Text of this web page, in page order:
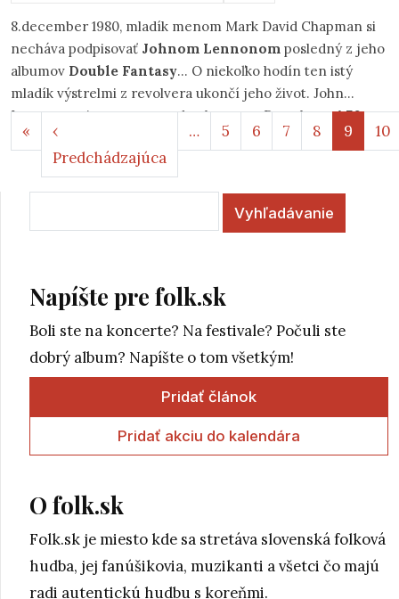
8.december 1980, mladík menom Mark David Chapman si
necháva podpisovať Johnom Lennonom posledný z jeho
albumov Double Fantasy... O niekoľko hodín ten istý
mladík výstrelmi z revolvera ukončí jeho život. John
Lennon umiera tesne pred polnocou... Dnes by mal70
rokov a možno plánoval s McCourtneym remake
legendárneho The Beatles, už 30 rokov však žije len v
spomienkach a svojou hudbou oslovuje a inšpiruje nové
Stránkovanie
« Prvá strana
‹
Predchádzajúca Predchádzajúca strana
… 5 6 7 8 9 10
Napíšte pre folk.sk
Boli ste na koncerte? Na festivale? Počuli ste
dobrý album? Napíšte o tom všetkým!
Pridať článok
Pridať akciu do kalendára
O folk.sk
Folk.sk je miesto kde sa stretáva slovenská folková
hudba, jej fanúšikovia, muzikanti a všetci čo majú
radi autentickú hudbu s koreňmi.